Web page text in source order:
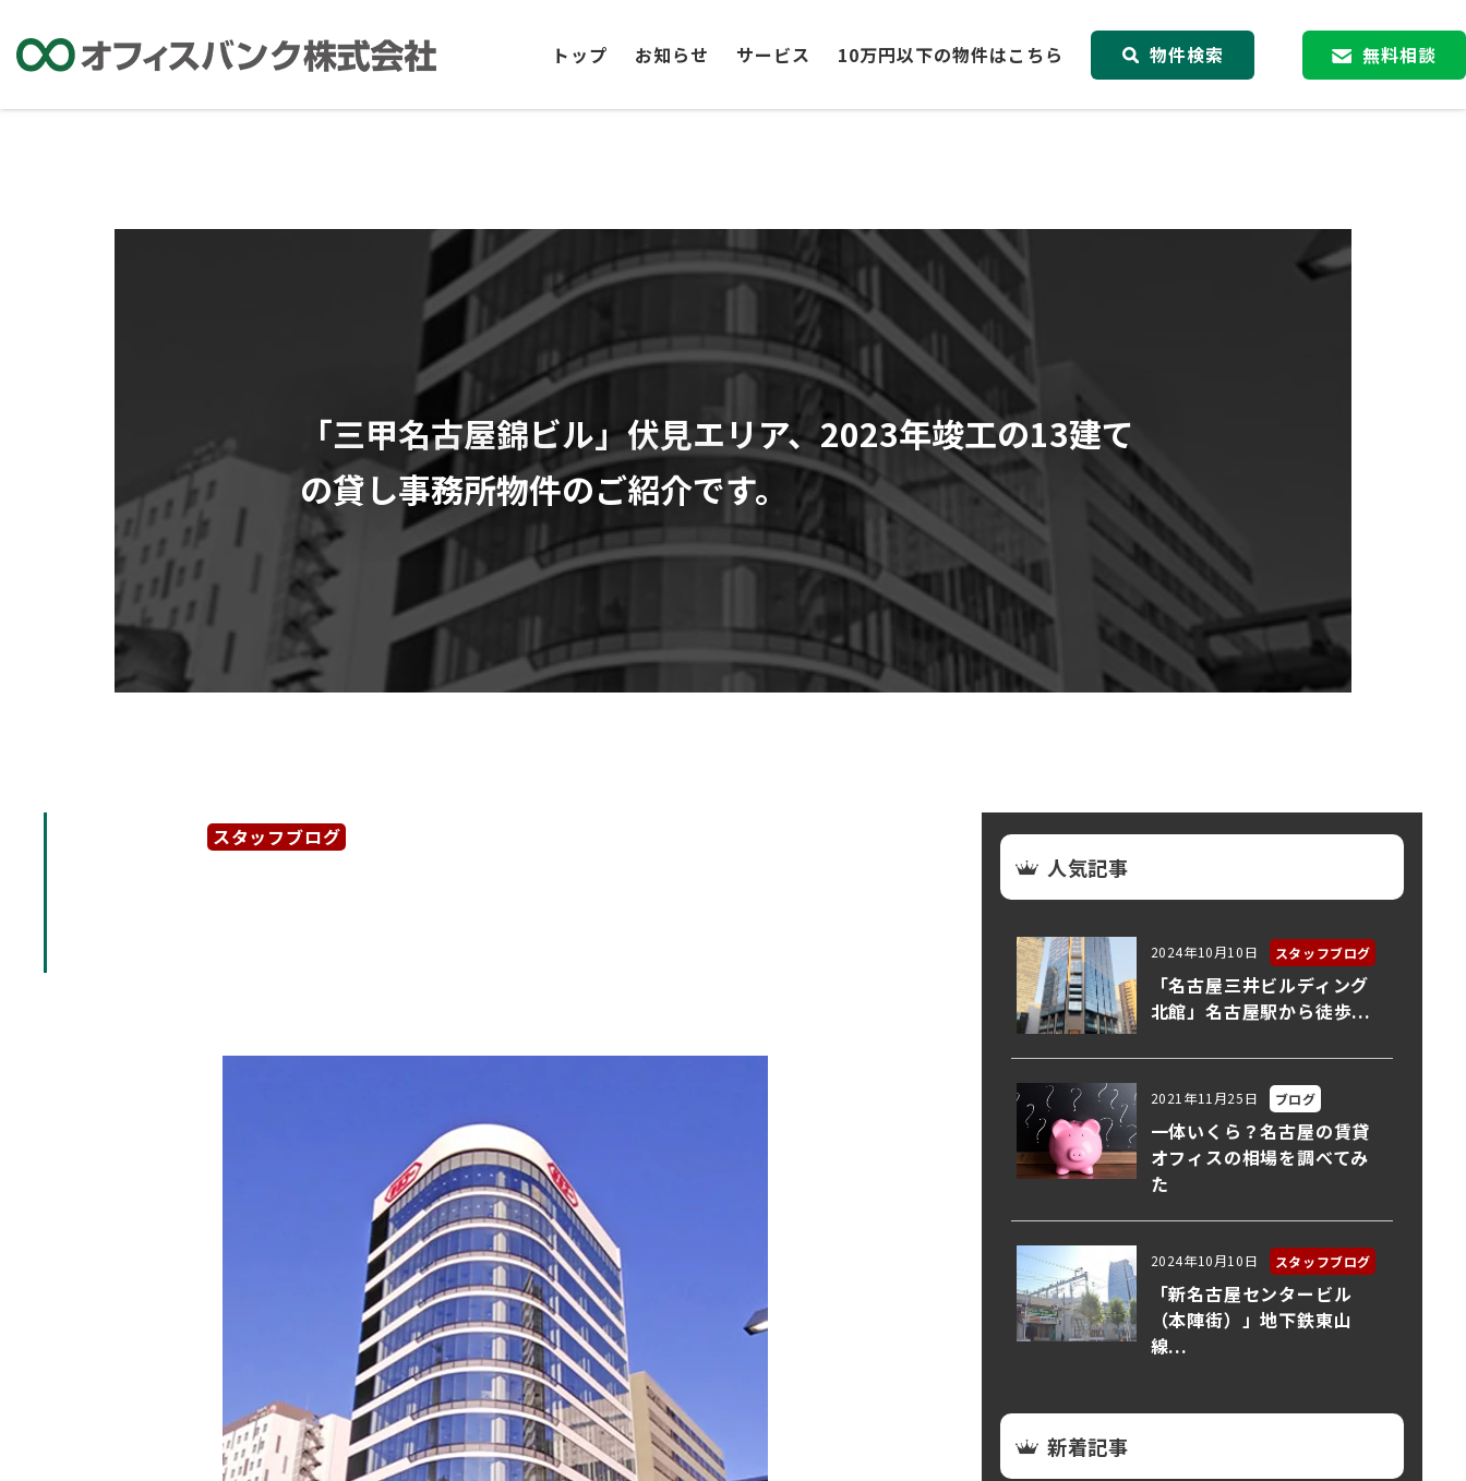
トップ お知らせ サービス 10万円以下の物件はこちら 物件検索 無料相談
「三甲名古屋錦ビル」伏見エリア、2023年竣工の13建て
の貸し事務所物件のご紹介です。
スタッフブログ
人気記事
2024年10月10日 スタッフブログ
「名古屋三井ビルディング
北館」名古屋駅から徒歩...
2021年11月25日 ブログ
一体いくら？名古屋の賃貸
オフィスの相場を調べてみ
た
2024年10月10日 スタッフブログ
「新名古屋センタービル
（本陣街）」地下鉄東山
線...
新着記事